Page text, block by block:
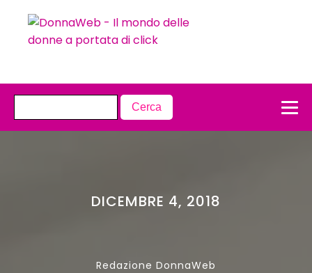
DICEMBRE 4, 2018
Redazione DonnaWeb